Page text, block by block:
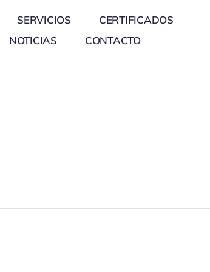
SERVICIOS
CERTIFICADOS
NOTICIAS CONTACTO